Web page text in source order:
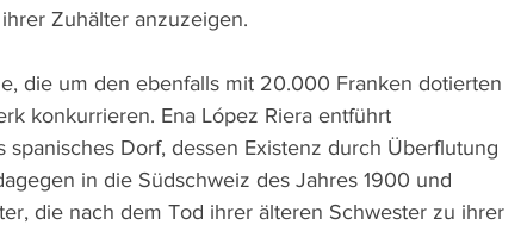
Zuhälter anzuzeigen.
die um den ebenfalls mit 20.000 Franken dotierten
konkurrieren. Ena López Riera entführt
Dorf, dessen Existenz durch Überflutung
in die Südschweiz des Jahres 1900 und
die nach dem Tod ihrer älteren Schwester zu ihrer